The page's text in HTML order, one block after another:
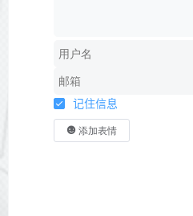
记住信息
添加表情